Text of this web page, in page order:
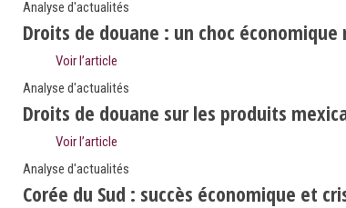
Analyse d'actualités
Droits de douane : un choc économique
Voir l’article
Analyse d'actualités
Droits de douane sur les produits
Voir l’article
Analyse d'actualités
Corée du Sud : succès économique et